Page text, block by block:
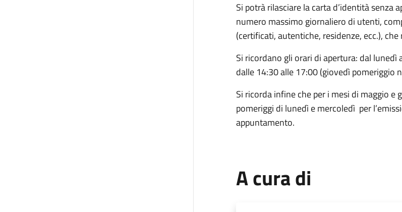
Si potrà rilasciare la carta d’identità
numero massimo giornaliero di utenti,
(certificati, autentiche, residenze, ecc.),
Si ricordano gli orari di apertura: dal
dalle 14:30 alle 17:00 (giovedì pomeriggio
Si ricorda infine che per i mesi di maggio
pomeriggi di lunedì e mercoledì per
appuntamento.
A cura di